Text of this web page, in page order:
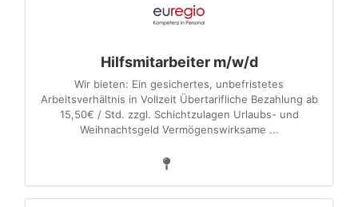
Hilfsmitarbeiter m/w/d
Wir bieten: Ein gesichertes, unbefristetes
Arbeitsverhältnis in Vollzeit Übertarifliche Bezahlung ab
15,50€ / Std. zzgl. Schichtzulagen Urlaubs- und
Weihnachtsgeld Vermögenswirksame ...